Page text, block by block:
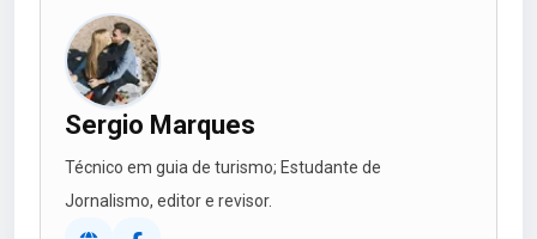
Sergio Marques
Técnico em guia de turismo; Estudante de
Jornalismo, editor e revisor.